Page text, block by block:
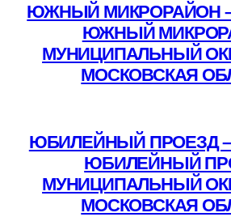
ЮЖНЫЙ МИКРОРАЙОН –
ЮЖНЫЙ
МУНИЦИПАЛЬНЫЙ
МОСКОВСКАЯ
ЮБИЛЕЙНЫЙ ПРОЕЗД –
ЮБИЛЕЙНЫЙ
МУНИЦИПАЛЬНЫЙ
МОСКОВСКАЯ